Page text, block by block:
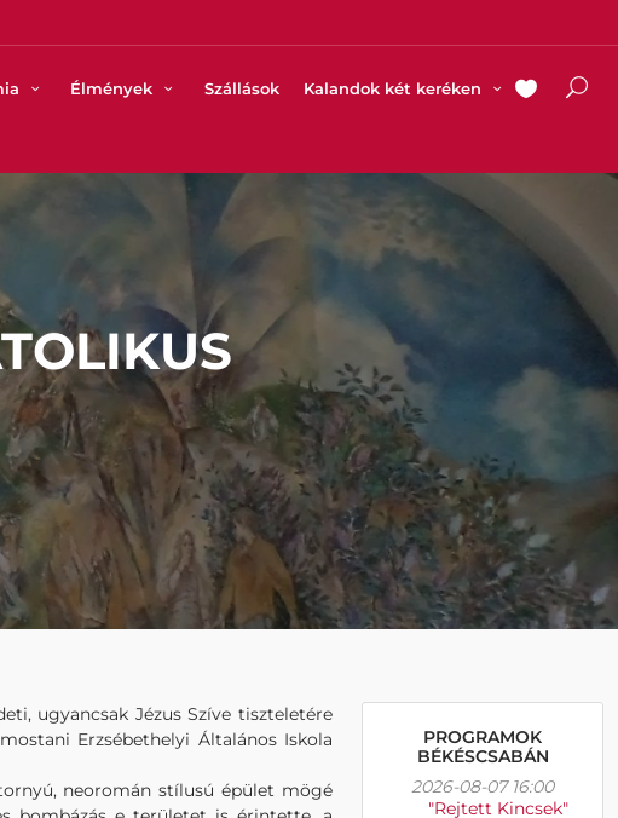
Élmények Szállások Kalandok két keréken
ugyancsak Jézus Szíve tiszteletére
Erzsébethelyi Általános Iskola
neoromán stílusú épület mögé
PROGRAMOK
BÉKÉSCSABÁN
2026-08-07 16:00
"Rejtett Kincsek"